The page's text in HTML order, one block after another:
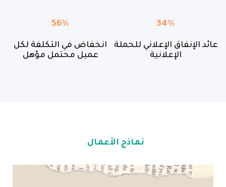
56%
انخفاض في التكلفة لكل
عميل محتمل مؤهل
34%
عائد الإنفاق الإعلاني للحملة
الإعلانية
نماذج الأعمال